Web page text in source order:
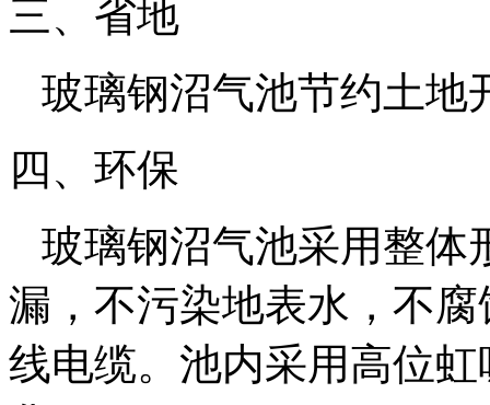
三、省地
玻璃钢沼气池节约土地
四、环保
玻璃钢沼气池采用整体
漏，不污染地表水，不
线电缆。池内采用高位